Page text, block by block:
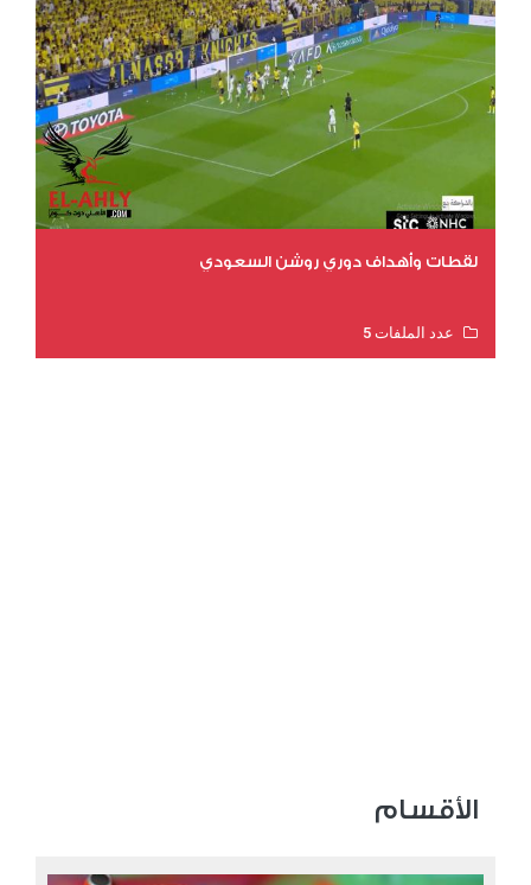
لقطات وأهداف دوري روشن السعودي
عدد الملفات 5
الأقسام